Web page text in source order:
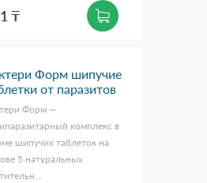
1 ₸
Форм шипучие
от паразитов
Форм —
комплекс в
шипучих таблеток на
5 натуральных